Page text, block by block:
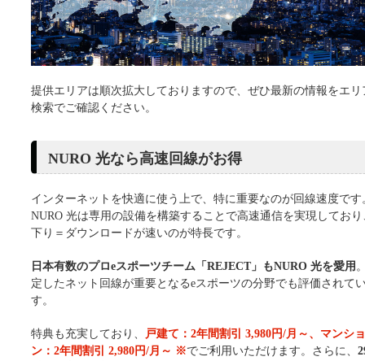
提供エリアは順次拡大しておりますので、ぜひ最新の情報をエリ
検索でご確認ください。
NURO 光なら高速回線がお得
インターネットを快適に使う上で、特に重要なのが回線速度です
NURO 光は専用の設備を構築することで高速通信を実現しており
下り＝ダウンロードが速いのが特長です。
日本有数のプロeスポーツチーム「REJECT」もNURO 光を愛用
定したネット回線が重要となるeスポーツの分野でも評価されて
す。
特典も充実しており、
戸建て：2年間割引 3,980円/月～、マンショ
ン：2年間割引 2,980円/月～ ※でご利用いただけます。さらに、